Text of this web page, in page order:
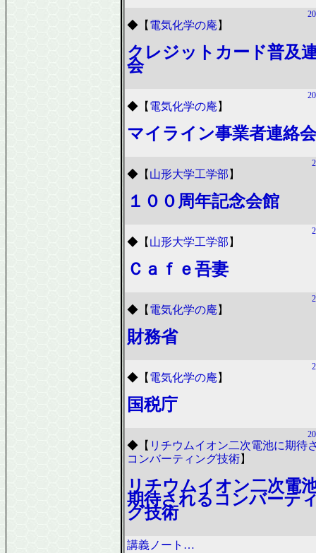
◆ 【 電気化学の庵 】
クレジットカード普及
会
◆ 【 電気化学の庵 】
マイライン事業者連絡会
◆ 【 山形大学工学部 】
１００周年記念会館
◆ 【 山形大学工学部 】
Ｃａｆｅ吾妻
◆ 【 電気化学の庵 】
財務省
◆ 【 電気化学の庵 】
国税庁
◆ 【 リチウムイオン二次電池に期待
コンバーティング技術】
リチウムイオン二次電
期待されるコンバーテ
グ技術
講義ノート…